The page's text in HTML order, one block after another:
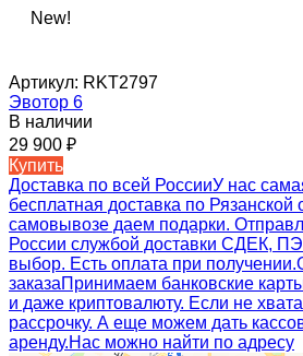
New!
Артикул: RKT2797
Эвотор 6
В наличии
29 900 ₽
Купить
Доставка по всей РоссииУ нас
бесплатная доставка по Рязанской
самовывозе даем подарки.
России службой доставки СДЕК,
выбор. Есть оплата при получении.
заказаПринимаем банковские
и даже криптовалюту. Если не
рассрочку. А еще можем дать
аренду.Нас можно найти по адресу